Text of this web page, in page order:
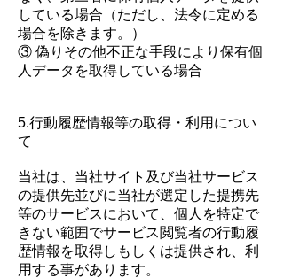
している場合（ただし、法令に定める
場合を除きます。）
③ 偽りその他不正な手段により保有個
人データを取得している場合
5.行動履歴情報等の取得・利用につい
て
当社は、当社サイト及び当社サービス
の提供先並びに当社が選定した提携先
等のサービスにおいて、個人を特定で
きない範囲でサービス閲覧者の行動履
歴情報を取得しもしくは提供され、利
用する事があります。